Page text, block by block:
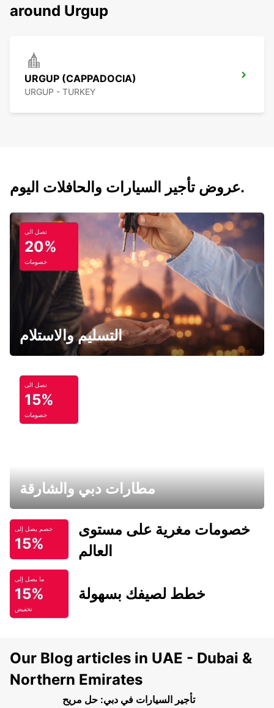
around Urgup
URGUP (CAPPADOCIA)
URGUP - TURKEY
عروض تأجير السيارات والحافلات اليوم.
تصل الى
20%
خصومات
التسليم والاستلام
تصل الى
15%
خصومات
مطارات دبي والشارقة
خصم يصل إلى
15%
خصومات مغرية على مستوى
العالم
ما يصل إلى
15%
تخفيض
خطط لصيفك بسهولة
Our Blog articles in UAE - Dubai &
Northern Emirates
تأجير السيارات في دبي: حل مريح